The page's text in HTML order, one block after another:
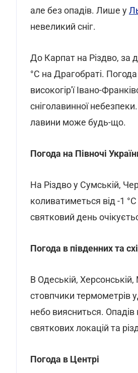
але без опадів. Лише у
невеликий сніг.
До Карпат на Різдво, за
°С на Драгобраті.
високогір'ї Івано-
сніголавинної
лавини може будь-що.
Погода на Півночі
На Різдво у Сумській,
коливатиметься від -1
святковий день
Погода в південних та
В Одеській,
стовпчики термометрів
небо виясниться.
святкових локацій та
Погода в Центрі